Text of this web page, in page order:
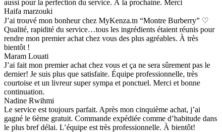
aussi pour la perfection du service. À la prochaine. Merci
Haifa marzouki
J’ai trouvé mon bonheur chez MyKenza.tn “Montre Burberry” ♡
Qualité, rapidité du service…tous les ingrédients étaient réunis pour
rendre mon premier achat chez vous des plus agréables. À très
bientôt !
Maram Louati
J’ai fait mon premier achat chez vous et ça ne sera sûrement pas le
dernier! Je suis plus que satisfaite. Équipe professionnelle, très
courtoise et un livreur super sympa et ponctuel. Merci et bonne
continuation.
Nadine Rwihmi
Le service est toujours parfait. Après mon cinquième achat, j’ai
gagné le 6ème gratuit. Commande expédiée comme d’habitude dans
le plus bref délai. L’équipe est très professionnelle. À bientôt!